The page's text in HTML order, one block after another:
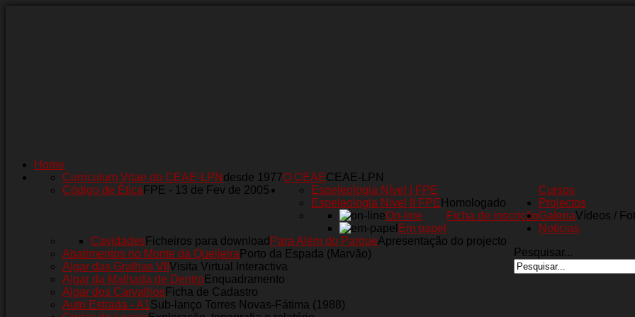
Home
O CEAECEAE-LPN
Curriculum Vitae do CEAE-LPN desde 1977
Código de Ética FPE - 13 de Fev de 2005 Cursos
Espeleologia Nível I FPE
Espeleologia Nível II FPE Homologado
Ficha de inscrição
On-line
Em papel
Projectos
Para Além do ParqueApresentação do projecto
CavidadesFicheiros para download
Abatimentos no Monte da Queijeira Porto da Espada (Marvão)
Algar das Gralhas VII Visita Virtual Interactiva
Algar da Malhada de DentroEnquadramento
Algar dos CarvalhosFicha de Cadastro
Auto Estrada - A1Sub-lanço Torres Novas-Fátima (1988)
GaleriaVídeos /
Notícias
Pesquisar...